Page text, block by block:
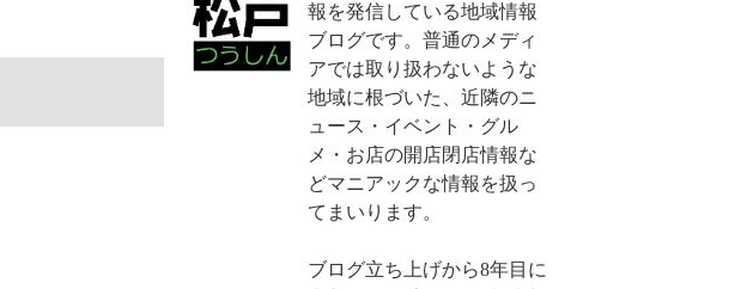
報を発信している地域情報
ブログです。普通のメディ
アでは取り扱わないような
地域に根づいた、近隣のニ
ュース・イベント・グル
メ・お店の開店閉店情報な
どマニアックな情報を扱っ
てまいります。
ブログ立ち上げから8年目に